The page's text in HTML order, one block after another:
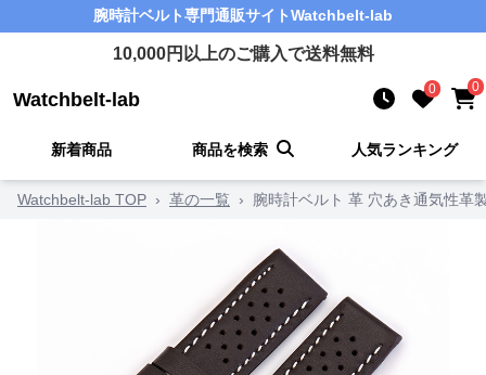
腕時計ベルト専門通販サイトWatchbelt-lab
10,000円以上のご購入で送料無料
Watchbelt-lab 0 0
新着商品 商品を検索 人気ランキング
Watchbelt-lab TOP › 革の一覧 › 腕時計ベルト 革 穴あき通気性革